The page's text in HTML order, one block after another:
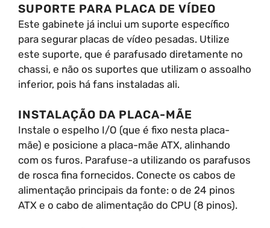
SUPORTE PARA PLACA DE VÍDEO
Este gabinete já inclui um suporte específico
para segurar placas de vídeo pesadas. Utilize
este suporte, que é parafusado diretamente no
chassi, e não os suportes que utilizam o assoalho
inferior, pois há fans instaladas ali.
INSTALAÇÃO DA PLACA-MÃE
Instale o espelho I/O (que é fixo nesta placa-
mãe) e posicione a placa-mãe ATX, alinhando
com os furos. Parafuse-a utilizando os parafusos
de rosca fina fornecidos. Conecte os cabos de
alimentação principais da fonte: o de 24 pinos
ATX e o cabo de alimentação do CPU (8 pinos).